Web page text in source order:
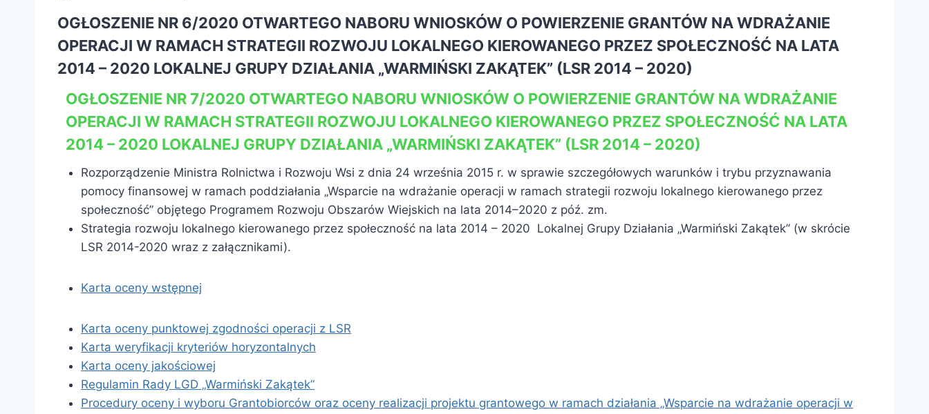
OGŁOSZENIE NR 6/2020 OTWARTEGO NABORU WNIOSKÓW O POWIERZENIE GRANTÓW NA WDRAŻANIE
OPERACJI W RAMACH STRATEGII ROZWOJU LOKALNEGO KIEROWANEGO PRZEZ SPOŁECZNOŚĆ NA LATA
2014 – 2020 LOKALNEJ GRUPY DZIAŁANIA „WARMIŃSKI ZAKĄTEK” (LSR 2014 – 2020)
OGŁOSZENIE NR 7/2020 OTWARTEGO NABORU WNIOSKÓW O POWIERZENIE GRANTÓW NA WDRAŻANIE
OPERACJI W RAMACH STRATEGII ROZWOJU LOKALNEGO KIEROWANEGO PRZEZ SPOŁECZNOŚĆ NA LATA
2014 – 2020 LOKALNEJ GRUPY DZIAŁANIA „WARMIŃSKI ZAKĄTEK” (LSR 2014 – 2020)
Rozporządzenie Ministra Rolnictwa i Rozwoju Wsi z dnia 24 września 2015 r. w sprawie szczegółowych warunków i trybu przyznawania
pomocy finansowej w ramach poddziałania „Wsparcie na wdrażanie operacji w ramach strategii rozwoju lokalnego kierowanego przez
społeczność” objętego Programem Rozwoju Obszarów Wiejskich na lata 2014–2020 z póź. zm.
Strategia rozwoju lokalnego kierowanego przez społeczność na lata 2014 – 2020 Lokalnej Grupy Działania „Warmiński Zakątek” (w skrócie
LSR 2014-2020 wraz z załącznikami).
Karta oceny wstępnej
Karta oceny punktowej zgodności operacji z LSR
Karta weryfikacji kryteriów horyzontalnych
Karta oceny jakościowej
Regulamin Rady LGD „Warmiński Zakątek”
Procedury oceny i wyboru Grantobiorców oraz oceny realizacji projektu grantowego w ramach działania „Wsparcie na wdrażanie operacji w